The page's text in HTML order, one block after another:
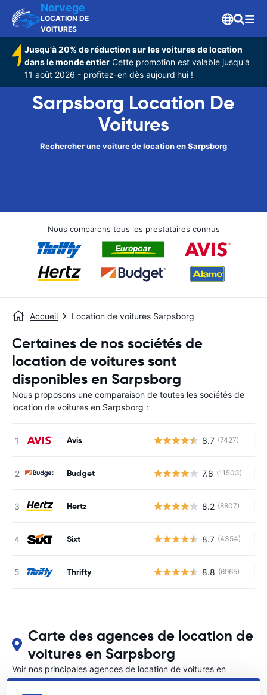
Norvege
LOCATION DE
VOITURES
Jusqu'à 20% de réduction sur les voitures de location
dans le monde entier Cette promotion est valable jusqu'à
11 août 2026 - profitez-en dès aujourd'hui !
Sarpsborg Location De
Voitures
Rechercher une voiture de location en Sarpsborg
Nous comparons tous les prestataires connus
Accueil Location de voitures Sarpsborg
Certaines de nos sociétés de
location de voitures sont
disponibles en Sarpsborg
Nous proposons une comparaison de toutes les sociétés de
location de voitures en Sarpsborg :
Avis 8.7 (7427)
Budget 7.8 (11503)
Hertz 8.2 (8807)
Sixt 8.7 (4354)
Thrifty 8.8 (6965)
Carte des agences de location de
voitures en Sarpsborg
Voir nos principales agences de location de voitures en
Sarpsborg